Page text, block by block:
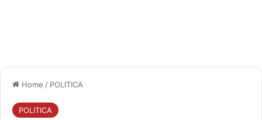
Home / POLITICA
POLITICA